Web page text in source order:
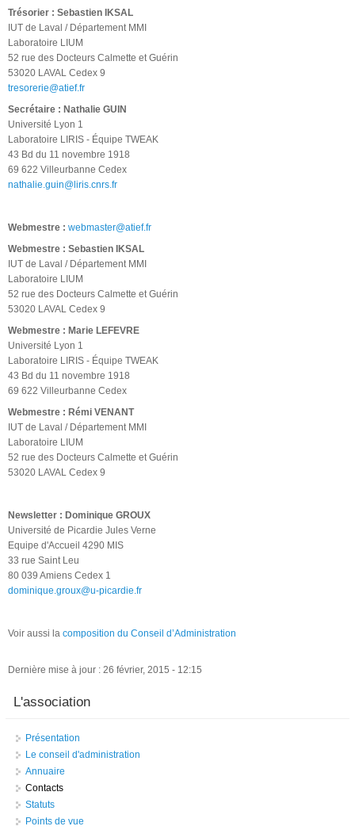
Trésorier : Sebastien IKSAL
IUT de Laval / Département MMI
Laboratoire LIUM
52 rue des Docteurs Calmette et Guérin
53020 LAVAL Cedex 9
tresorerie@atief.fr
Secrétaire : Nathalie GUIN
Université Lyon 1
Laboratoire LIRIS - Équipe TWEAK
43 Bd du 11 novembre 1918
69 622 Villeurbanne Cedex
nathalie.guin@liris.cnrs.fr
Webmestre : webmaster@atief.fr
Webmestre : Sebastien IKSAL
IUT de Laval / Département MMI
Laboratoire LIUM
52 rue des Docteurs Calmette et Guérin
53020 LAVAL Cedex 9
Webmestre : Marie LEFEVRE
Université Lyon 1
Laboratoire LIRIS - Équipe TWEAK
43 Bd du 11 novembre 1918
69 622 Villeurbanne Cedex
Webmestre : Rémi VENANT
IUT de Laval / Département MMI
Laboratoire LIUM
52 rue des Docteurs Calmette et Guérin
53020 LAVAL Cedex 9
Newsletter : Dominique GROUX
Université de Picardie Jules Verne
Equipe d'Accueil 4290 MIS
33 rue Saint Leu
80 039 Amiens Cedex 1
dominique.groux@u-picardie.fr
Voir aussi la composition du Conseil d’Administration
Dernière mise à jour : 26 février, 2015 - 12:15
L'association
Présentation
Le conseil d'administration
Annuaire
Contacts
Statuts
Points de vue